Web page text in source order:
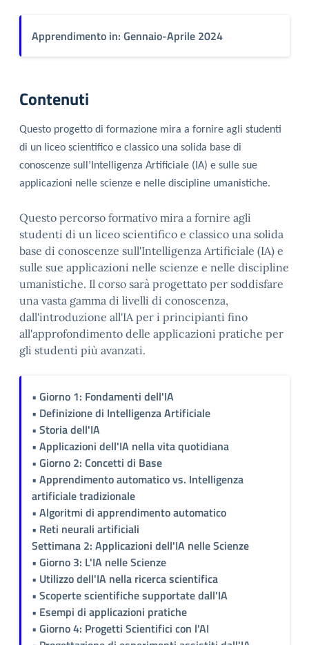
Apprendimento in: Gennaio-Aprile 2024
Contenuti
Questo progetto di formazione mira a fornire agli studenti
di un liceo scientifico e classico una solida base di
conoscenze sull’Intelligenza Artificiale (IA) e sulle sue
applicazioni nelle scienze e nelle discipline umanistiche.
Questo percorso formativo mira a fornire agli
studenti di un liceo scientifico e classico una solida
base di conoscenze sull'Intelligenza Artificiale (IA) e
sulle sue applicazioni nelle scienze e nelle discipline
umanistiche. Il corso sarà progettato per soddisfare
una vasta gamma di livelli di conoscenza,
dall'introduzione all'IA per i principianti fino
all'approfondimento delle applicazioni pratiche per
gli studenti più avanzati.
• Giorno 1: Fondamenti dell'IA
• Definizione di Intelligenza Artificiale
• Storia dell'IA
• Applicazioni dell'IA nella vita quotidiana
• Giorno 2: Concetti di Base
• Apprendimento automatico vs. Intelligenza
artificiale tradizionale
• Algoritmi di apprendimento automatico
• Reti neurali artificiali
Settimana 2: Applicazioni dell'IA nelle Scienze
• Giorno 3: L'IA nelle Scienze
• Utilizzo dell'IA nella ricerca scientifica
• Scoperte scientifiche supportate dall'IA
• Esempi di applicazioni pratiche
• Giorno 4: Progetti Scientifici con l'AI